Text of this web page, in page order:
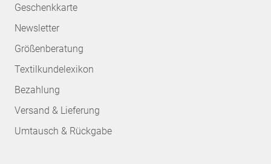
Geschenkkarte
Newsletter
Größenberatung
Textilkundelexikon
Bezahlung
Versand & Lieferung
Umtausch & Rückgabe